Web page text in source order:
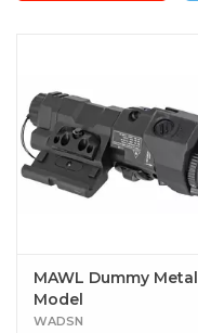
MAWL Dummy Metal
Model
WADSN